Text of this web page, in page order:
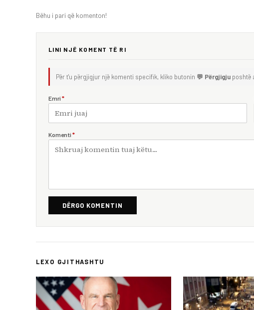
Bëhu i pari që komenton!
LINI NJË KOMENT TË RI
Për t'u përgjigjur një komenti specifik, kliko butonin 💬 Përgjigju poshtë
Emri *
Komenti *
DËRGO KOMENTIN
LEXO GJITHASHTU